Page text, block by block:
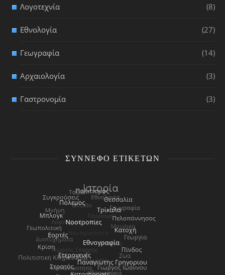
Λογοτεχνία (8)
Εθνολογία (27)
Γεωγραφία (14)
Αρχαιολογία (3)
Γαστρονομία (3)
ΣΎΝΝΕΦΟ ΕΤΙΚΕΤΏΝ